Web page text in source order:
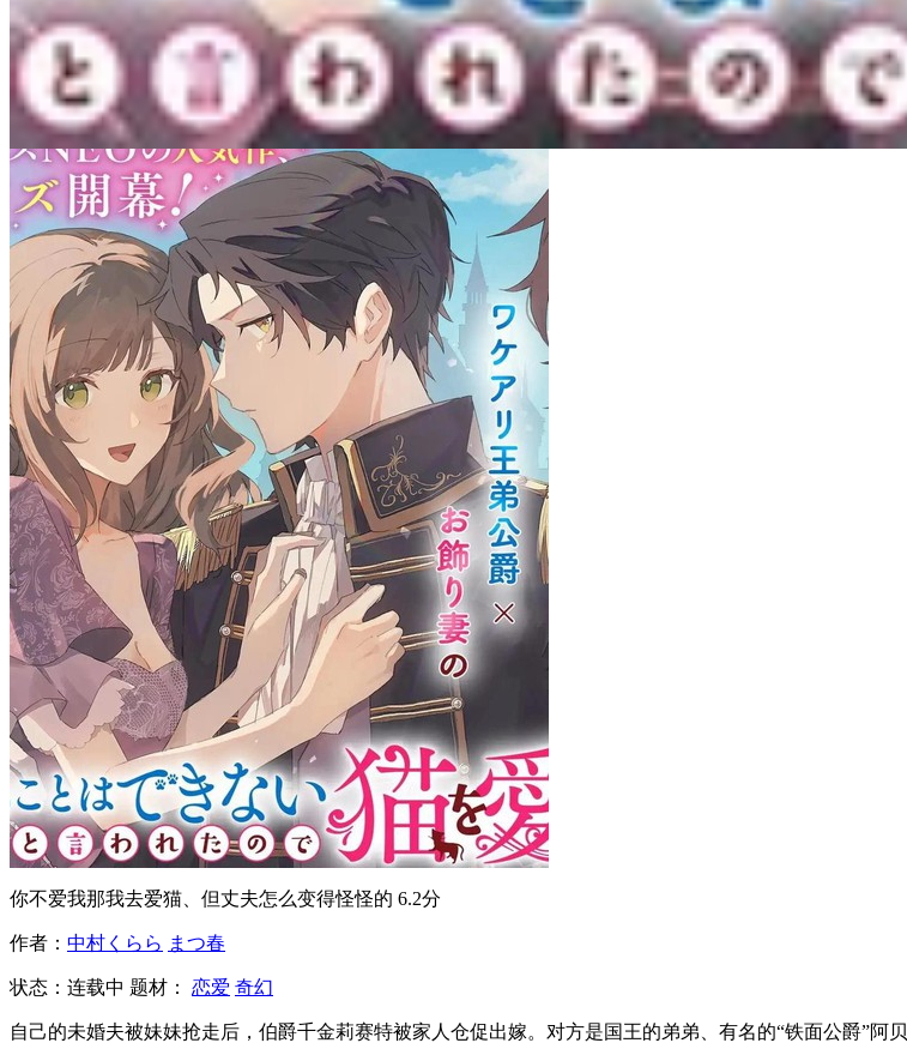
你不爱我那我去爱猫、但丈夫怎么变得怪怪的 6.2分
作者： 中村くらら まつ春
状态： 连载中 题材： 恋爱 奇幻
自己的未婚夫被妹妹抢走后，伯爵千金莉赛特被家人仓促出嫁。对方是国王的弟弟、有名的“铁面公爵”